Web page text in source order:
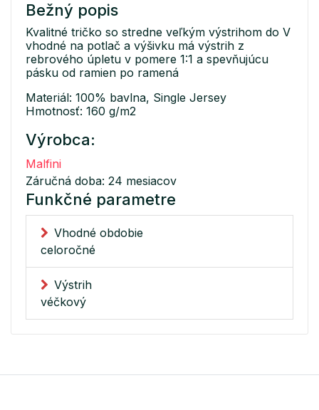
Bežný popis
Kvalitné tričko so stredne veľkým výstrihom do V
vhodné na potlač a výšivku má výstrih z
rebrového úpletu v pomere 1:1 a spevňujúcu
pásku od ramien po ramená
Materiál: 100% bavlna, Single Jersey
Hmotnosť: 160 g/m2
Výrobca:
Malfini
Záručná doba: 24 mesiacov
Funkčné parametre
Vhodné obdobie
celoročné
Výstrih
véčkový